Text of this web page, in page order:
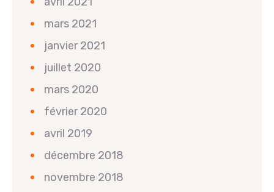
mars 2021
janvier 2021
juillet 2020
mars 2020
février 2020
avril 2019
décembre 2018
novembre 2018